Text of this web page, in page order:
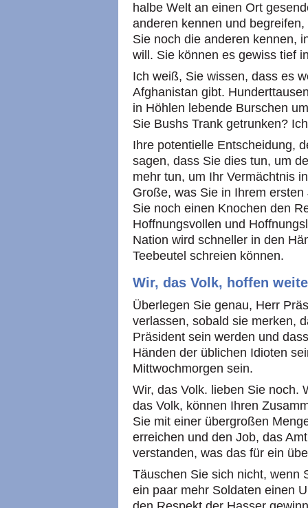
halbe Welt an einen Ort
anderen kennen und
Sie noch die anderen kennen,
will. Sie können es gewiss tief
Ich weiß, Sie wissen, dass es
Afghanistan gibt.
in Höhlen lebende Burschen
Sie Bushs Trank getrunken?
Ihre potentielle Entscheidung,
sagen, dass Sie dies tun, um
mehr tun, um Ihr Vermächtnis
Große, was Sie in Ihrem
Sie noch einen Knochen den
Hoffnungsvollen und
Nation wird schneller in den
Teebeutel schreien können.
Wir, das Volk, hoffen
Überlegen Sie genau, Herr
verlassen, sobald sie merken,
Präsident sein werden und
Händen der üblichen Idioten
Mittwochmorgen sein.
Wir, das Volk. lieben Sie noch.
das Volk, können Ihren
Sie mit einer übergroßen
erreichen und den Job, das
verstanden, was das für ein
Täuschen Sie sich nicht, wenn
ein paar mehr Soldaten einen